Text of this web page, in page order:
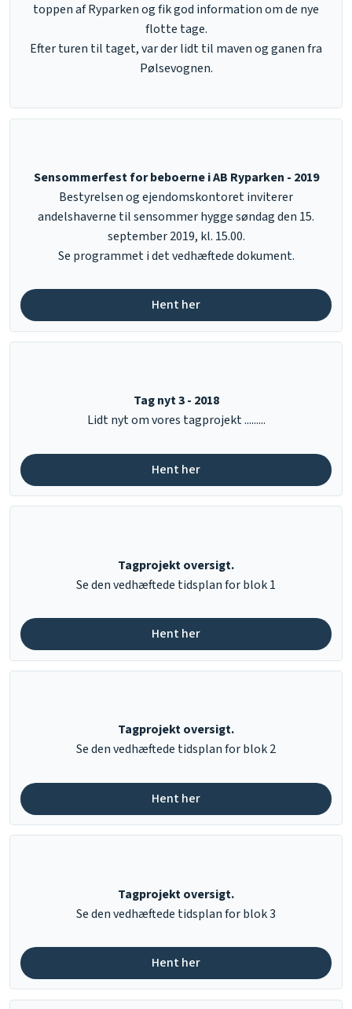
toppen af Ryparken og fik god information om de nye
flotte tage.​
Efter turen til taget, var der lidt til maven og ganen fra
Pølsevognen.
Sensommerfest for beboerne i AB Ryparken - 2019
​Bestyrelsen og ejendomskontoret inviterer
andelshaverne til sensommer hygge søndag den 15.
september 2019, kl. 15.00.
Se programmet i det vedhæftede dokument.
Hent her​
Tag nyt 3 - 2018
​Lidt nyt om vores tagprojekt .........
Hent her​
Tagprojekt oversigt.
​Se den vedhæftede tidsplan for blok 1
Hent her​
Tagprojekt oversigt.
​Se den vedhæftede tidsplan for blok 2
Hent her​
Tagprojekt oversigt.
​Se den vedhæftede tidsplan for blok 3
Hent her​